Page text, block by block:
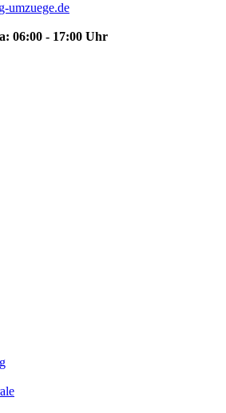
umzuege.de
06:00 - 17:00 Uhr